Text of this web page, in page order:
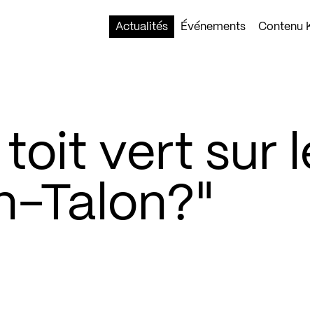
Actualités
Événements Contenu
toit vert sur
Talon?"